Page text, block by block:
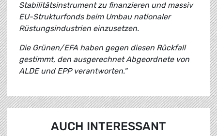
Stabilitätsinstrument zu finanzieren und massiv
EU-Strukturfonds beim Umbau nationaler
Rüstungsindustrien einzusetzen.
Die Grünen/EFA haben gegen diesen Rückfall
gestimmt, den ausgerechnet Abgeordnete von
ALDE und EPP verantworten."
AUCH INTERESSANT